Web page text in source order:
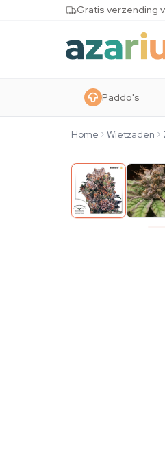
Skip to content Gratis verzending
Paddo's
Home Wietzaden